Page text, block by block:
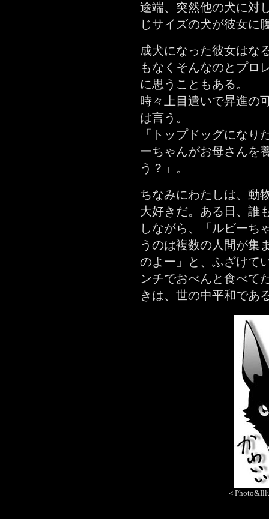
途端、突然他の犬に対
じサイズの犬が彼女に
成犬になった彼女はな
もなくそんなのとプロ
に思うこともある。
時々上目遣いで昇進の
は言う。
「トップドッグになり
ーちゃんがお母さんを
う？」。
ちなみにわたしは、動
大好きだ。ある日、誰
しながら、「ルビーち
うのは複数の人間が集
のよー」と、ふざけて
ンチでおべんと食べて
きは、世の中平和であ
＜